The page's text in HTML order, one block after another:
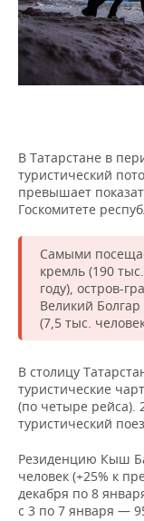
НЕФТЕХИМИЯ
НЕФТЬ
ОПК
РОЗНИЧНАЯ
ТРАНСПОРТ
НОВОСТИ
IT
МЕРОПРИЯТИЯ
НОВОСТИ
БИЗНЕС-БРАНЧИ
ONLINE-
СПОРТ
ФУТБОЛ
ХОККЕЙ
ВОЛЕЙБОЛ
КИБЕРСПОРТ
ФИГУРНОЕ
ВОДНЫЕ ВИДЫ
ХОККЕЙ С
НОВОСТИ
ВЛАСТЬ
ИСТОРИЯ
КУЛЬТУРА
МЕДИЦИНА
ОБРАЗОВАНИЕ
ПРОИСШЕСТВИЯ
ФОТОГАЛЕРЕЯ
СЮЖЕТЫ
СПРАВОЧНИК
СПИСОК ПЕРСОН
СПИСОК
ПОЛНАЯ ВЕРСИЯ
В Татарстане в
туристический
превышает
Госкомитете
Самыми
кремль (190
году), остров-
Великий Болгар
(7,5 тыс.
В столицу
туристические
(по четыре рейса).
туристический
Резиденцию Кыш
человек (+25% к
декабря по 8
с 3 по 7 января —